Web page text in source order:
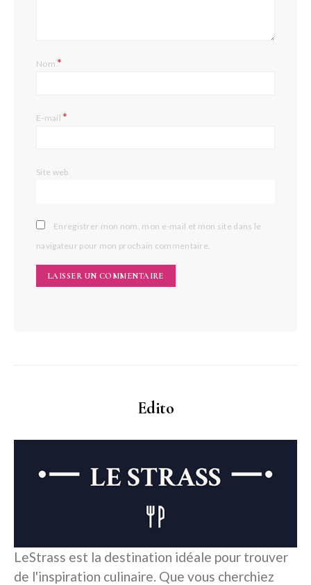
Nom*
E-mail*
Site web
Enregistrer mon nom, mon e-mail et mon site dans le
navigateur pour mon prochain commentaire.
Edito
LeStrass est la destination idéale pour trouver
de l'inspiration culinaire. Que vous cherchiez